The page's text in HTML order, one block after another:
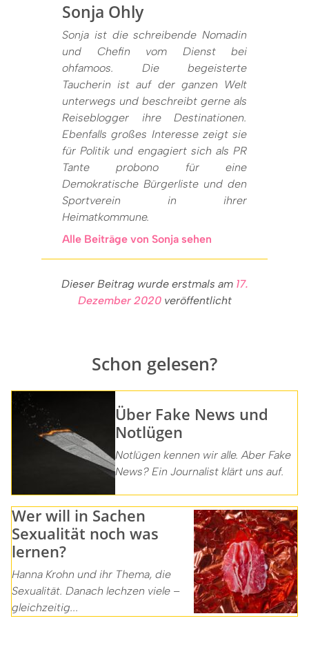
Sonja Ohly
Sonja ist die schreibende Nomadin
und Chefin vom Dienst bei
ohfamoos. Die begeisterte
Taucherin ist auf der ganzen Welt
unterwegs und beschreibt gerne als
Reiseblogger ihre Destinationen.
Ebenfalls großes Interesse zeigt sie
für Politik und engagiert sich als PR
Tante probono für eine
Demokratische Bürgerliste und den
Sportverein in ihrer
Heimatkommune.
Alle Beiträge von Sonja sehen
Dieser Beitrag wurde erstmals am 17.
Dezember 2020veröffentlicht
Schon gelesen?
Über Fake News und
Notlügen
Notlügen kennen wir alle. Aber Fake
News? Ein Journalist klärt uns auf.
Wer will in Sachen
Sexualität noch was
lernen?
Hanna Krohn und ihr Thema, die
Sexualität. Danach lechzen viele –
gleichzeitig...